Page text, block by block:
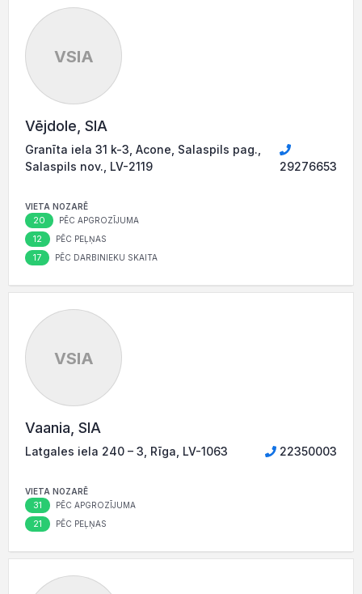
VSIA
Vējdole, SIA
Granīta iela 31 k-3, Acone, Salaspils pag.,
Salaspils nov., LV-2119
29276653
VIETA NOZARĒ
20 PĒC APGROZĪJUMA
12 PĒC PEĻŅAS
17 PĒC DARBINIEKU SKAITA
VSIA
Vaania, SIA
Latgales iela 240 – 3, Rīga, LV-1063 22350003
VIETA NOZARĒ
31 PĒC APGROZĪJUMA
21 PĒC PEĻŅAS